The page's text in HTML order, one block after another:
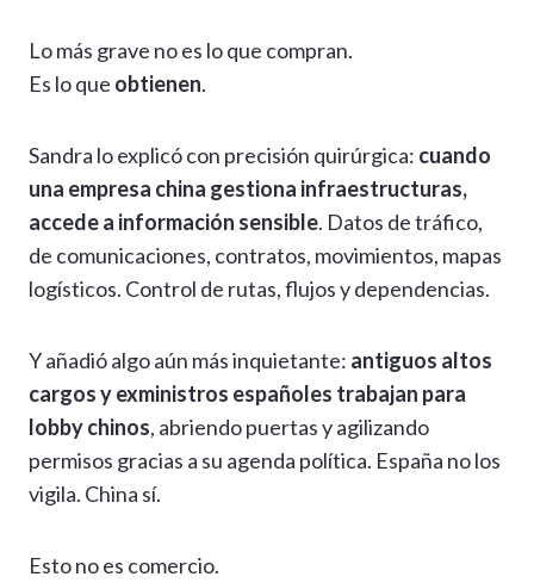
Lo más grave no es lo que compran.
Es lo que obtienen.
Sandra lo explicó con precisión quirúrgica: cuando
una empresa china gestiona infraestructuras,
accede a información sensible. Datos de tráfico,
de comunicaciones, contratos, movimientos, mapas
logísticos. Control de rutas, flujos y dependencias.
Y añadió algo aún más inquietante: antiguos altos
cargos y exministros españoles trabajan para
lobby chinos, abriendo puertas y agilizando
permisos gracias a su agenda política. España no los
vigila. China sí.
Esto no es comercio.